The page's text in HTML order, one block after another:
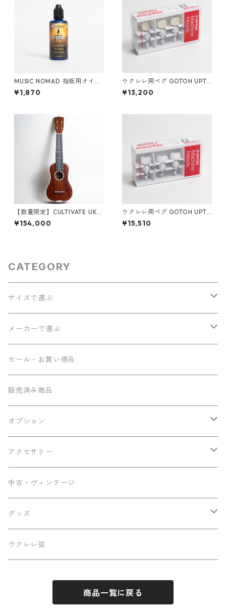
MUSIC NOMAD 指板用オイル
F-ONE OIL MN105
¥1,870
ウクレレ用ペグ GOTOH UPT-
UBN-CW
¥13,200
【数量限定】CULTIVATE UKU
LELE D3M-W（フィジーマホ
ガニー）ソプラノウクレレ
¥154,000
ウクレレ用ペグ GOTOH UPT-
UB7-CW
¥15,510
CATEGORY
サイズで選ぶ
ソプラノ
コンサート
テナー
その他
ミニテナー
メーカーで選ぶ
Seilen
Sumi工房
Ancestor's
Frayns
KOU ukulele
早瀬ギター工房
Luna
セール・お買い得品
販売済み商品
オプション
エンドピン追加
アクセサリー
メンテナンス用品
ケース
パーツ
中古・ヴィンテージ
グッズ
ステッカー
ウクレレ弦
商品一覧に戻る